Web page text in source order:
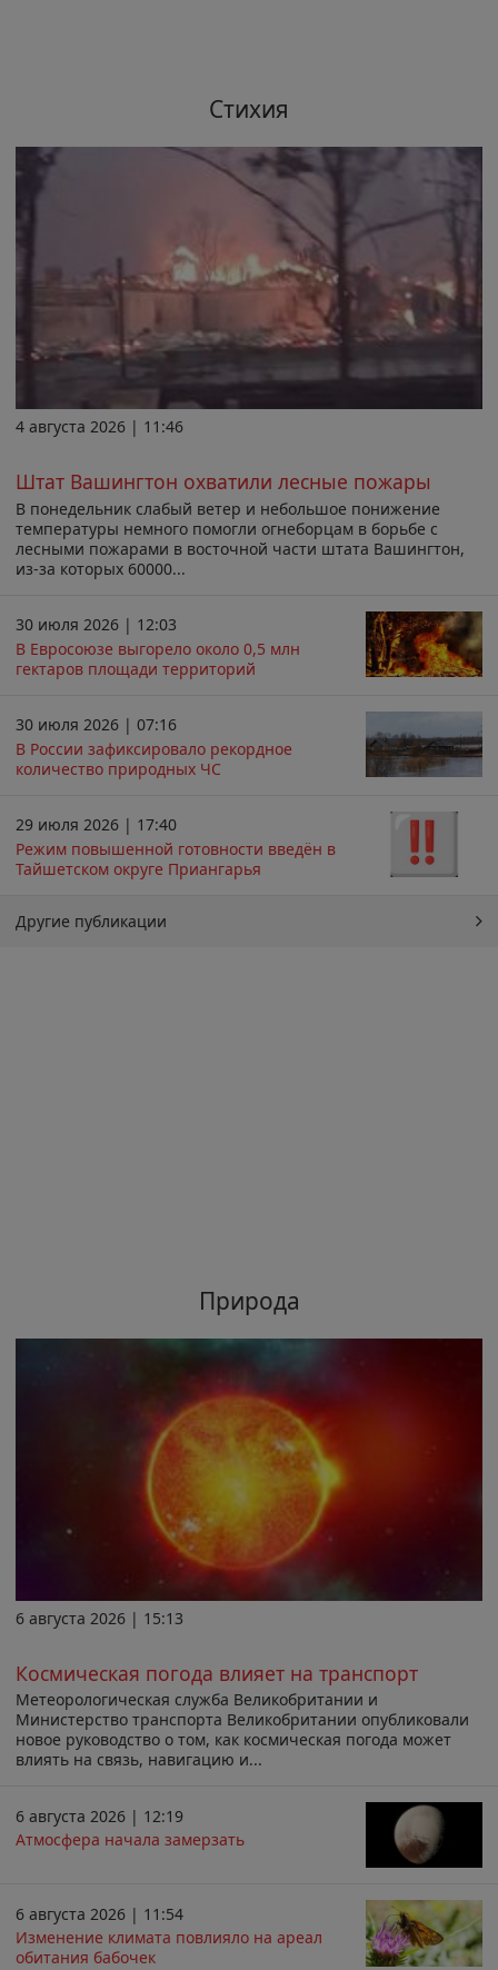
Стихия
4 августа 2026 | 11:46
Штат Вашингтон охватили лесные пожары
В понедельник слабый ветер и небольшое понижение
температуры немного помогли огнеборцам в борьбе с
лесными пожарами в восточной части штата Вашингтон,
из-за которых 60000...
30 июля 2026 | 12:03
В Евросоюзе выгорело около 0,5 млн
гектаров площади территорий
30 июля 2026 | 07:16
В России зафиксировало рекордное
количество природных ЧС
29 июля 2026 | 17:40
Режим повышенной готовности введён в
Тайшетском округе Приангарья
Другие публикации
Природа
6 августа 2026 | 15:13
Космическая погода влияет на транспорт
Метеорологическая служба Великобритании и
Министерство транспорта Великобритании опубликовали
новое руководство о том, как космическая погода может
влиять на связь, навигацию и...
6 августа 2026 | 12:19
Атмосфера начала замерзать
6 августа 2026 | 11:54
Изменение климата повлияло на ареал
обитания бабочек